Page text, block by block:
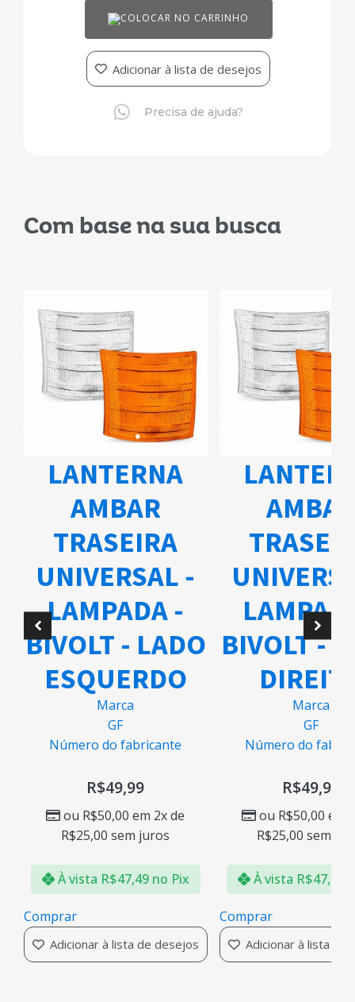
COLOCAR NO CARRINHO
Adicionar à lista de desejos
Precisa de ajuda?
Com base na sua busca
LANTERNA
AMBAR
TRASEIRA
UNIVERSAL -
LAMPADA -
BIVOLT - LADO
ESQUERDO
Marca
GF
Número do fabricante
R$49,99
ou R$50,00 em 2x de
R$25,00 sem juros
À vista R$47,49 no Pix
Comprar
Adicionar à lista de desejos
BIVOLT -
Marca
GF
Número do
R$49,99
ou R$50,00 em
R$25,00 sem
À vista R$47,49
Comprar
Adicionar à lista de